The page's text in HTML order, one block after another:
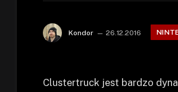
Kondor 26.12.2016
Clustertruck jest bardzo